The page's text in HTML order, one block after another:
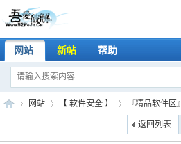
网站 新帖 帮助
网站 【 软件安全 】
『精品软件区』
返回列表